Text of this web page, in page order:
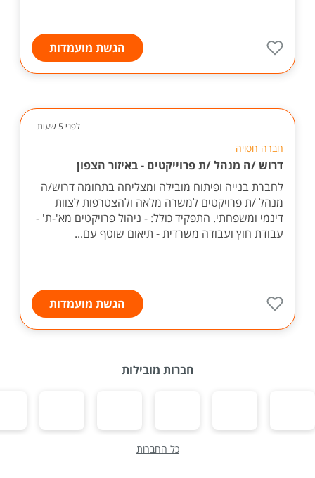
הגשת מועמדות
לפני 5 שעות
חברה חסויה
דרוש /ה מנהל /ת פרוייקטים - באיזור הצפון
לחברת בנייה ופיתוח מובילה ומצליחה בתחומה דרוש/ה
מנהל /ת פרויקטים למשרה מלאה ולהצטרפות לצוות
דינמי ומשפחתי. התפקיד כולל: - ניהול פרויקטים מא'-ת' -
עבודת חוץ ועבודה משרדית - תיאום שוטף עם...
הגשת מועמדות
חברות מובילות
כל החברות